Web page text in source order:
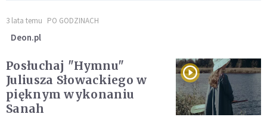
3 lata temu PO GODZINACH
Deon.pl
Posłuchaj "Hymnu"
Juliusza Słowackiego w
pięknym wykonaniu
Sanah